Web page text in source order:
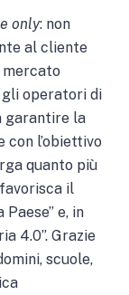
only: non
al cliente
mercato
gli operatori di
garantire la
l’obiettivo
quanto più
il
e, in
4.0”. Grazie
scuole,